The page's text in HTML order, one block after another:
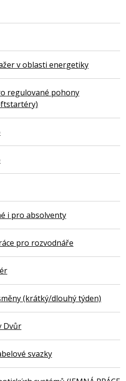
v oblasti energetiky
regulované pohony
i pro absolventy
pro rozvodnáře
(krátký/dlouhý týden)
Dvůr
svazky